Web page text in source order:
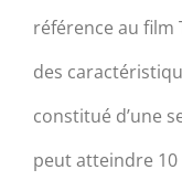
référence au film
des
constitué d’une
peut atteindre